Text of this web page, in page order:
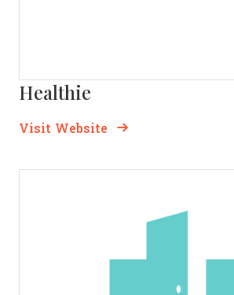
Healthie
Visit WebsiteOpens New Window